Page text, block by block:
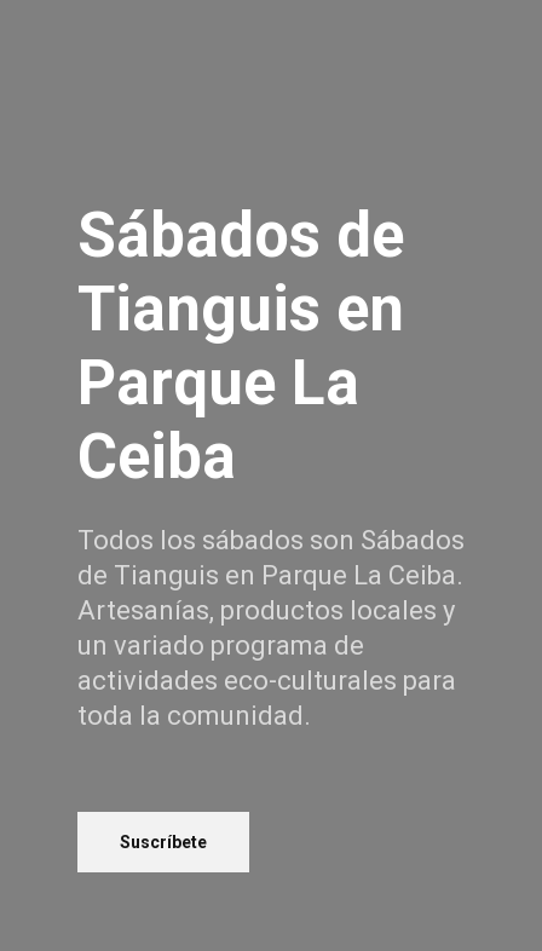
Sábados de
Tianguis en
Parque La
Ceiba
Todos los sábados son Sábados
de Tianguis en Parque La Ceiba.
Artesanías, productos locales y
un variado programa de
actividades eco-culturales para
toda la comunidad.
Suscríbete